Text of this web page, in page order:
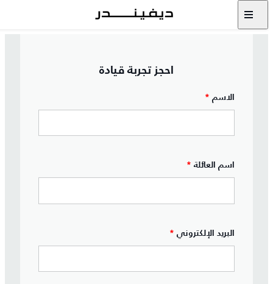
احجز تجربة قيادة
الاسم *
اسم العائلة *
البريد الإلكتروني *